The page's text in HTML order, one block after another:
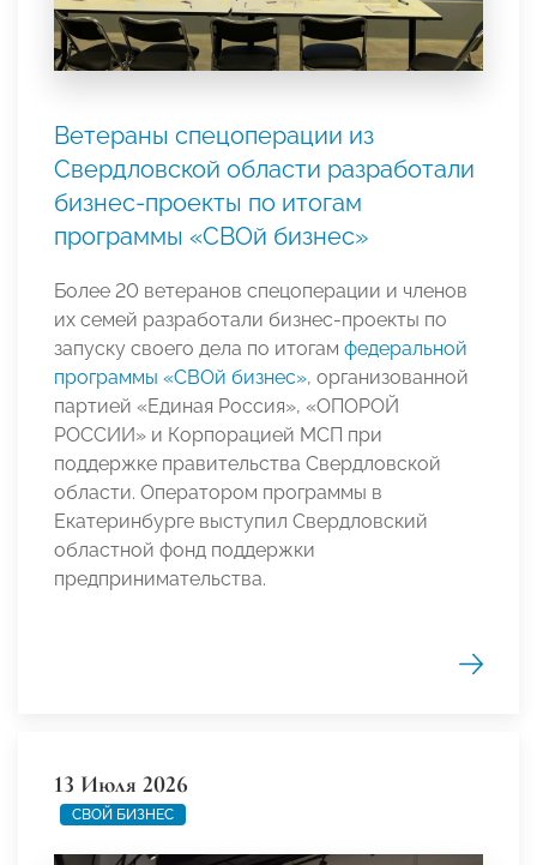
Ветераны спецоперации из
Свердловской области разработали
бизнес-проекты по итогам
программы «СВОй бизнес»
Более 20 ветеранов спецоперации и членов
их семей разработали бизнес-проекты по
запуску своего дела по итогам федеральной
программы «СВОй бизнес», организованной
партией «Единая Россия», «ОПОРОЙ
РОССИИ» и Корпорацией МСП при
поддержке правительства Свердловской
области. Оператором программы в
Екатеринбурге выступил Свердловский
областной фонд поддержки
предпринимательства.
13 Июля 2026
СВОЙ БИЗНЕС